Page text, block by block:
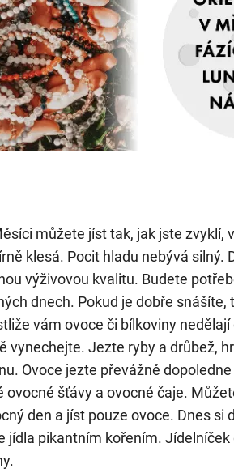
můžete jíst tak, jak jste zvyklí,
klesá. Pocit hladu nebývá silný.
výživovou kvalitu. Budete
dnech. Pokud je dobře snášíte,
vám ovoce či bílkoviny
vynechejte. Jezte ryby a drůbež,
Ovoce jezte převážně
ovocné šťávy a ovocné čaje.
den a jíst pouze ovoce. Dnes si
jídla pikantním kořením. Jídelníček